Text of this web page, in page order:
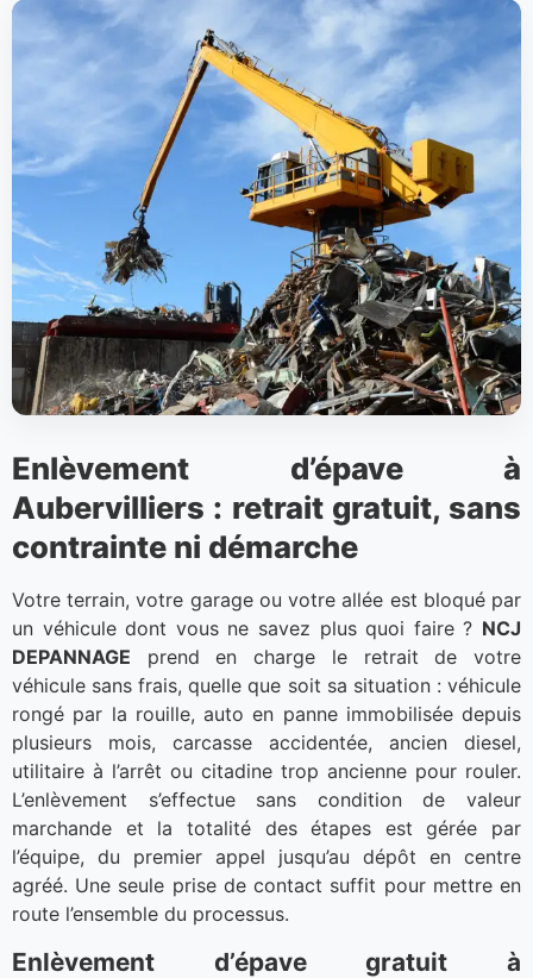
Enlèvement d’épave à
Aubervilliers : retrait gratuit, sans
contrainte ni démarche
Votre terrain, votre garage ou votre allée est bloqué par
un véhicule dont vous ne savez plus quoi faire ? NCJ
DEPANNAGE prend en charge le retrait de votre
véhicule sans frais, quelle que soit sa situation : véhicule
rongé par la rouille, auto en panne immobilisée depuis
plusieurs mois, carcasse accidentée, ancien diesel,
utilitaire à l’arrêt ou citadine trop ancienne pour rouler.
L’enlèvement s’effectue sans condition de valeur
marchande et la totalité des étapes est gérée par
l’équipe, du premier appel jusqu’au dépôt en centre
agréé. Une seule prise de contact suffit pour mettre en
route l’ensemble du processus.
Enlèvement d’épave gratuit à